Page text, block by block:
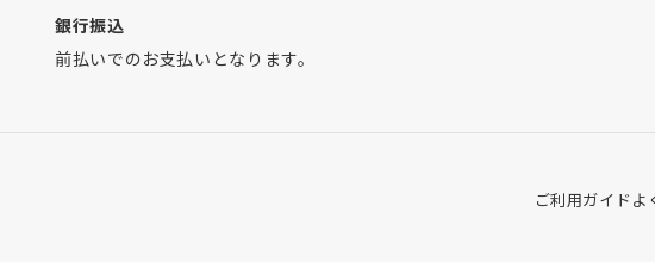
銀行振込
前払いでのお支払いとなります。
ご利用ガイド よ